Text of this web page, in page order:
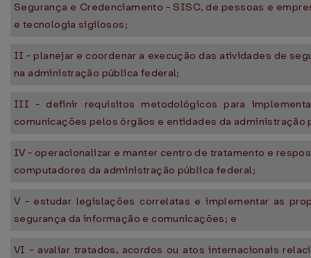
Segurança e Credenciamento - SISC, de pessoas e
e tecnologia sigilosos;
II - planejar e coordenar a execução das atividades de
na administração pública federal;
III - definir requisitos metodológicos para
comunicações pelos órgãos e entidades da administração
IV - operacionalizar e manter centro de tratamento e
computadores da administração pública federal;
V - estudar legislações correlatas e implementar as
segurança da informação e comunicações; e
VI - avaliar tratados, acordos ou atos internacionais